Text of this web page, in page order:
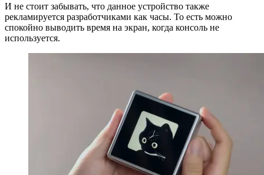
И не стоит забывать, что данное устройство также
рекламируется разработчиками как часы. То есть можно
спокойно выводить время на экран, когда консоль не
используется.